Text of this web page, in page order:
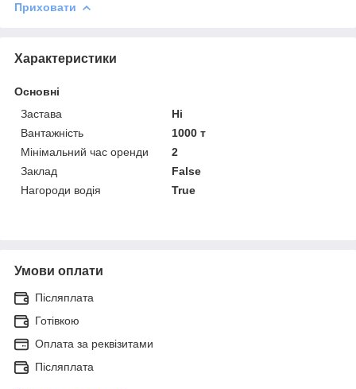
Приховати
Характеристики
Основні
Застава
Ні
Вантажність
1000 т
Мінімальний час оренди
2
Заклад
False
Нагороди водія
True
Умови оплати
Післяплата
Готівкою
Оплата за реквізитами
Післяплата